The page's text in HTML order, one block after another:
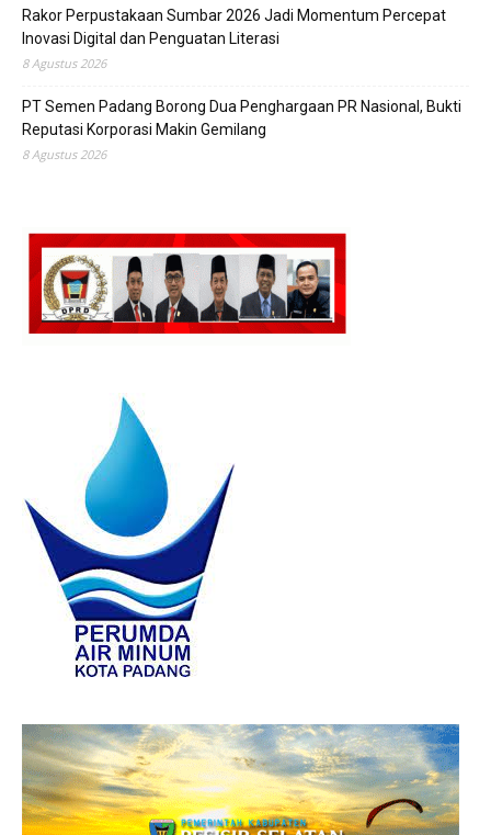
Rakor Perpustakaan Sumbar 2026 Jadi Momentum Percepat
Inovasi Digital dan Penguatan Literasi
8 Agustus 2026
PT Semen Padang Borong Dua Penghargaan PR Nasional, Bukti
Reputasi Korporasi Makin Gemilang
8 Agustus 2026